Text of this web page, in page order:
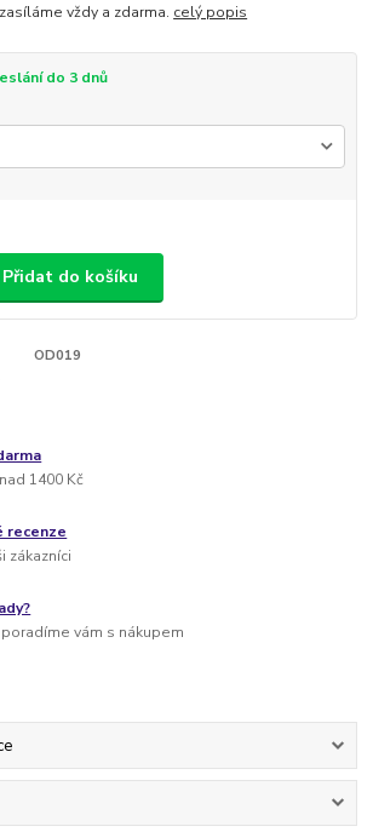
vždy a zdarma. celý popis
do 3 dnů
Přidat do košíku
OD019
1400 Kč
recenze
zákazníci
vám s nákupem